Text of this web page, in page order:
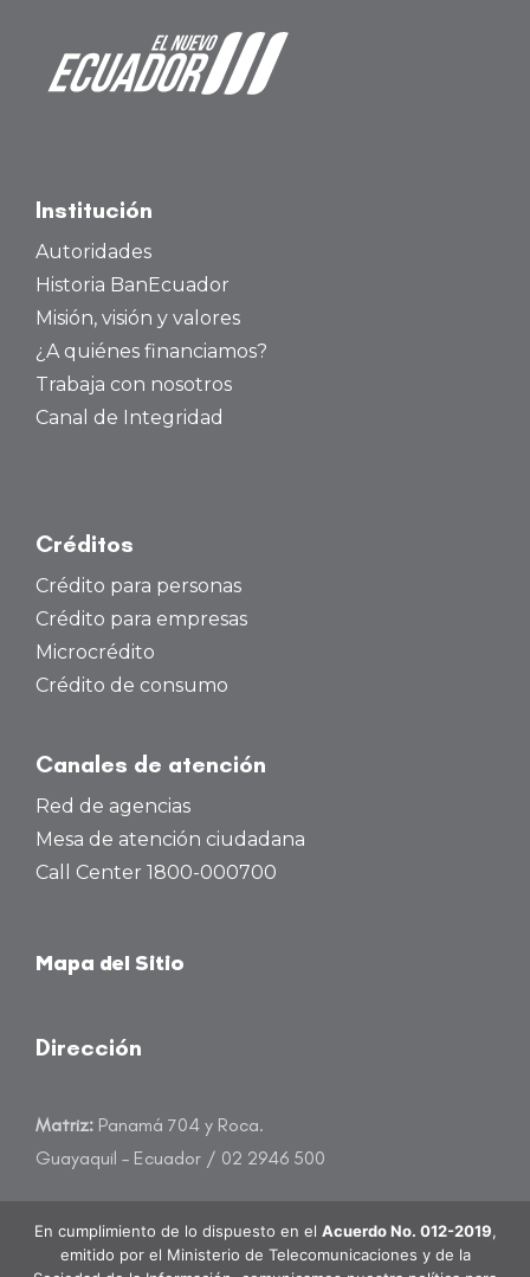
Institución
Autoridades
Historia BanEcuador
Misión, visión y valores
¿A quiénes financiamos?
Trabaja con nosotros
Canal de Integridad
Créditos
Crédito para personas
Crédito para empresas
Microcrédito
Crédito de consumo
Canales de atención
Red de agencias
Mesa de atención ciudadana
Call Center 1800-000700
Mapa del Sitio
Dirección
Matriz: Panamá 704 y Roca.
Guayaquil – Ecuador / 02 2946 500
atencioncliente@banecuador.fin.ec
En cumplimiento de lo dispuesto en el Acuerdo No. 012-2019,
emitido por el Ministerio de Telecomunicaciones y de la